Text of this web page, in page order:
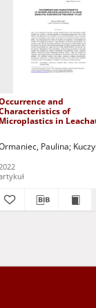
Nocoń, Witold Karol
and
of
Microplastics in
Paulina